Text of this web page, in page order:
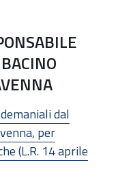
dal
per
(L.R. 14 aprile